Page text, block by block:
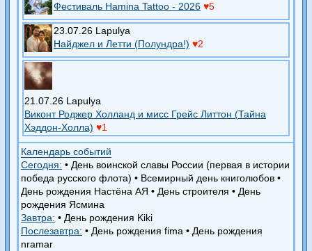
Фестиваль Hamina Tattoo - 2026 ♥5
23.07.26 Lapulya
Найджел и Летти (Полундра!) ♥2
21.07.26 Lapulya
Виконт Роджер Холланд и мисс Грейс Литтон (Тайна
Хэддон-Холла) ♥1
Календарь событий
Сегодня: • День воинской славы России (первая в истории
победа русского флота) • Всемирный день книголюбов •
День рождения Настёна АЯ • День строителя • День
рождения Ясмина
Завтра: • День рождения Kiki
Послезавтра: • День рождения fima • День рождения
nramar